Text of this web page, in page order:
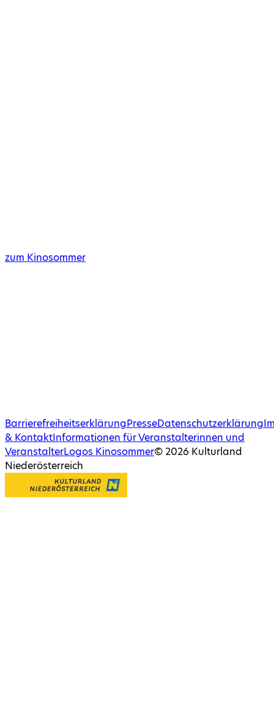
zum Kinosommer
BarrierefreiheitserklärungPresseDatenschutzerklärung
& KontaktInformationen für Veranstalterinnen und
VeranstalterLogos Kinosommer© 2026 Kulturland
Niederösterreich